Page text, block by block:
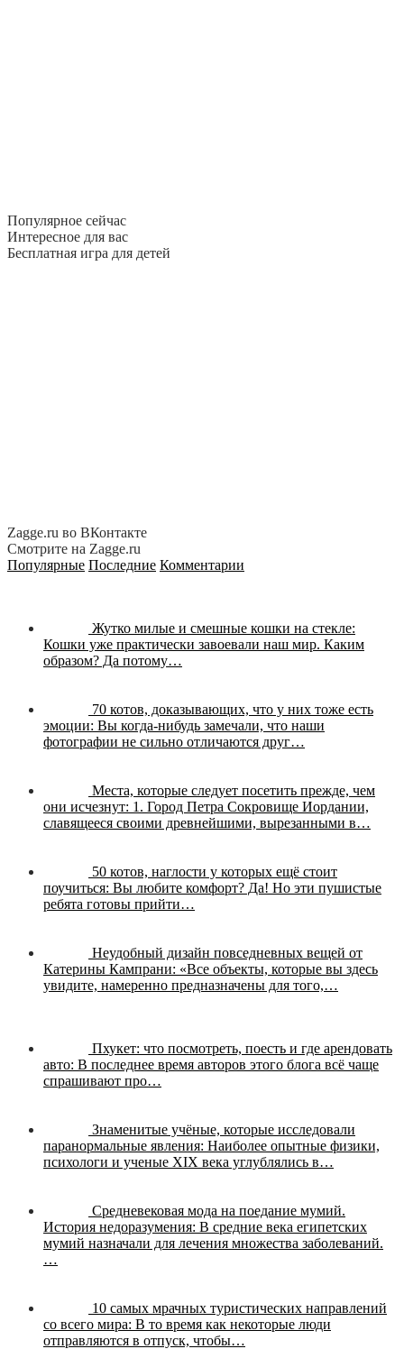
Популярное сейчас
Интересное для вас
Бесплатная игра для детей
Zagge.ru во ВКонтакте
Смотрите на Zagge.ru
Популярные Последние Комментарии
Жутко милые и смешные кошки на стекле:
Кошки уже практически завоевали наш мир. Каким
образом? Да потому…
70 котов, доказывающих, что у них тоже есть
эмоции: Вы когда-нибудь замечали, что наши
фотографии не сильно отличаются друг…
Места, которые следует посетить прежде, чем
они исчезнут: 1. Город Петра Сокровище Иордании,
славящееся своими древнейшими, вырезанными в…
50 котов, наглости у которых ещё стоит
поучиться: Вы любите комфорт? Да! Но эти пушистые
ребята готовы прийти…
Неудобный дизайн повседневных вещей от
Катерины Кампрани: «Все объекты, которые вы здесь
увидите, намеренно предназначены для того,…
Пхукет: что посмотреть, поесть и где арендовать
авто: В последнее время авторов этого блога всё чаще
спрашивают про…
Знаменитые учёные, которые исследовали
паранормальные явления: Наиболее опытные физики,
психологи и ученые XIX века углублялись в…
Средневековая мода на поедание мумий.
История недоразумения: В средние века египетских
мумий назначали для лечения множества заболеваний.
…
10 самых мрачных туристических направлений
со всего мира: В то время как некоторые люди
отправляются в отпуск, чтобы…